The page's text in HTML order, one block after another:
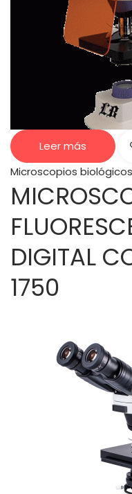
Leer más
Microscopios biológicos
DIGITAL
1750